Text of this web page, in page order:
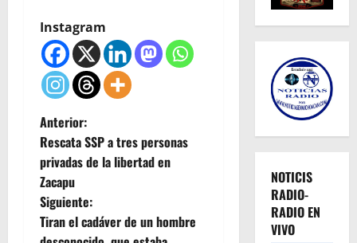
Instagram
N
a
v
e
Anterior:
Rescata SSP a tres personas
privadas de la libertad en
Zacapu
Siguiente:
Tiran el cadáver de un hombre
NOTICIS
RADIO-
RADIO EN
VIVO